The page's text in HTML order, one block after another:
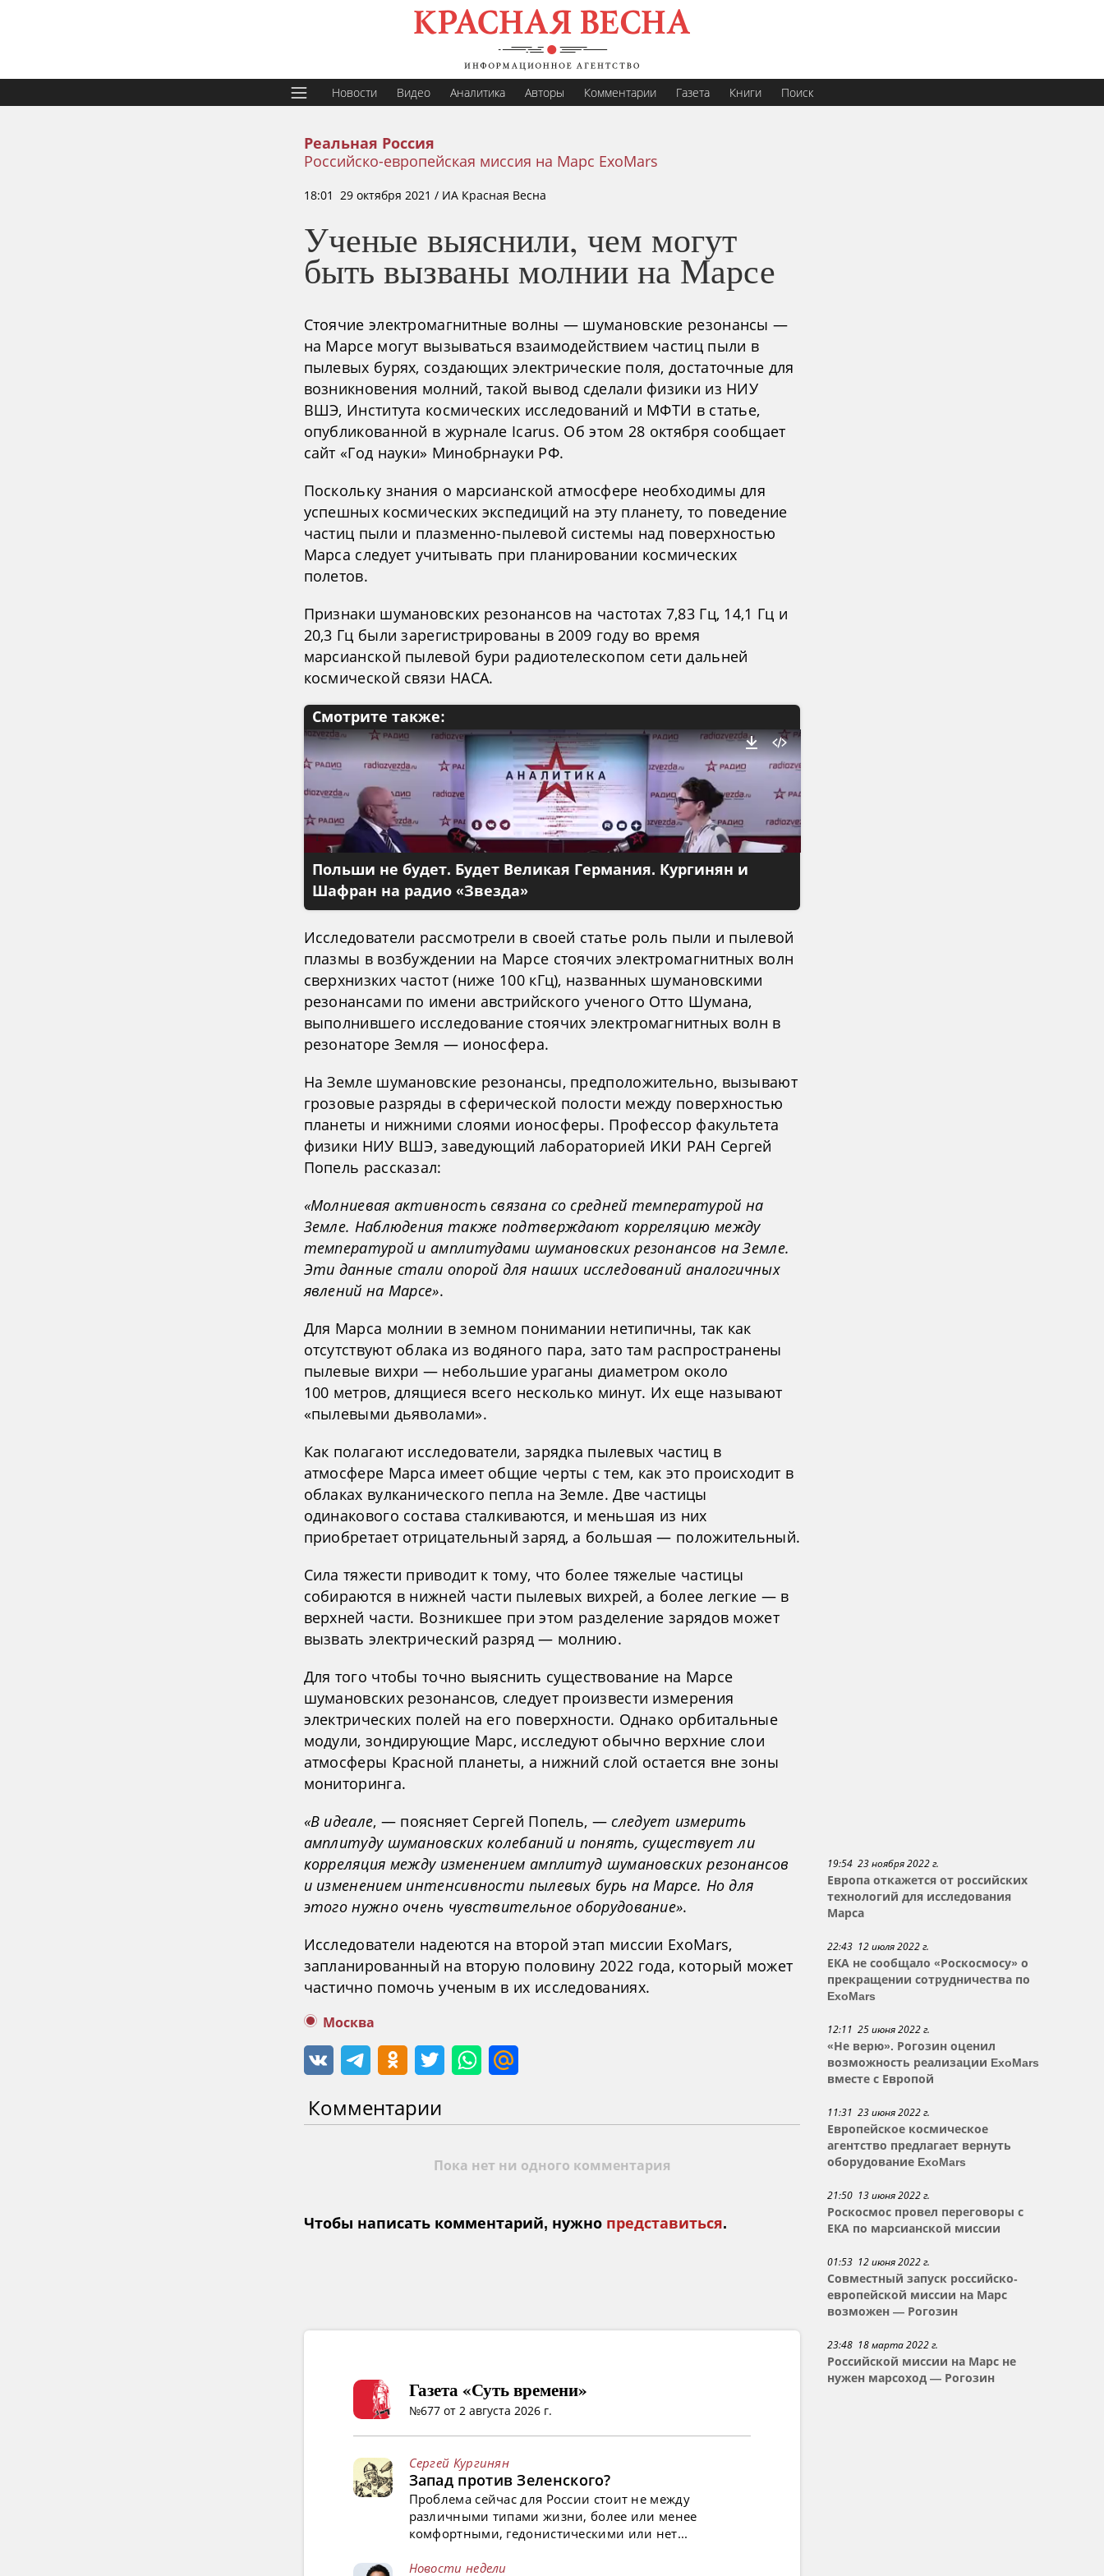
Новости Видео Аналитика Авторы Комментарии Газета Книги Поиск
Реальная Россия
Российско-европейская миссия на Марс ExoMars
18:01 29 октября 2021 / ИА Красная Весна
Ученые выяснили, чем могут
быть вызваны молнии на Марсе
Стоячие электромагнитные волны — шумановские резонансы —
на Марсе могут вызываться взаимодействием частиц пыли в
пылевых бурях, создающих электрические поля, достаточные для
возникновения молний, такой вывод сделали физики из НИУ
ВШЭ, Института космических исследований и МФТИ в статье,
опубликованной в журнале Icarus. Об этом 28 октября сообщает
сайт «Год науки» Минобрнауки РФ.
Поскольку знания о марсианской атмосфере необходимы для
успешных космических экспедиций на эту планету, то поведение
частиц пыли и плазменно-пылевой системы над поверхностью
Марса следует учитывать при планировании космических
полетов.
Признаки шумановских резонансов на частотах 7,83 Гц, 14,1 Гц и
20,3 Гц были зарегистрированы в 2009 году во время
марсианской пылевой бури радиотелескопом сети дальней
космической связи НАСА.
Смотрите также:
Польши не будет. Будет Великая Германия. Кургинян и
Шафран на радио «Звезда»
Исследователи рассмотрели в своей статье роль пыли и пылевой
плазмы в возбуждении на Марсе стоячих электромагнитных волн
сверхнизких частот (ниже 100 кГц), названных шумановскими
резонансами по имени австрийского ученого Отто Шумана,
выполнившего исследование стоячих электромагнитных волн в
резонаторе Земля — ионосфера.
На Земле шумановские резонансы, предположительно, вызывают
грозовые разряды в сферической полости между поверхностью
планеты и нижними слоями ионосферы. Профессор факультета
физики НИУ ВШЭ, заведующий лабораторией ИКИ РАН Сергей
Попель рассказал:
«Молниевая активность связана со средней температурой на
Земле. Наблюдения также подтверждают корреляцию между
температурой и амплитудами шумановских резонансов на Земле.
Эти данные стали опорой для наших исследований аналогичных
явлений на Марсе».
Для Марса молнии в земном понимании нетипичны, так как
отсутствуют облака из водяного пара, зато там распространены
пылевые вихри — небольшие ураганы диаметром около
100 метров, длящиеся всего несколько минут. Их еще называют
«пылевыми дьяволами».
Как полагают исследователи, зарядка пылевых частиц в
атмосфере Марса имеет общие черты с тем, как это происходит в
облаках вулканического пепла на Земле. Две частицы
одинакового состава сталкиваются, и меньшая из них
приобретает отрицательный заряд, а большая — положительный.
Сила тяжести приводит к тому, что более тяжелые частицы
собираются в нижней части пылевых вихрей, а более легкие — в
верхней части. Возникшее при этом разделение зарядов может
вызвать электрический разряд — молнию.
Для того чтобы точно выяснить существование на Марсе
шумановских резонансов, следует произвести измерения
электрических полей на его поверхности. Однако орбитальные
модули, зондирующие Марс, исследуют обычно верхние слои
атмосферы Красной планеты, а нижний слой остается вне зоны
мониторинга.
«В идеале, — поясняет Сергей Попель, —следует измерить
амплитуду шумановских колебаний и понять, существует ли
корреляция между изменением амплитуд шумановских резонансов
и изменением интенсивности пылевых бурь на Марсе. Но для
этого нужно очень чувствительное оборудование».
Исследователи надеются на второй этап миссии ExoMars,
запланированный на вторую половину 2022 года, который может
частично помочь ученым в их исследованиях.
Москва
Комментарии
Пока нет ни одного комментария
Чтобы написать комментарий, нужно представиться.
19:54 23 ноября 2022 г.
Европа откажется от российских
технологий для исследования
Марса
22:43 12 июля 2022 г.
ЕКА не сообщало «Роскосмосу» о
прекращении сотрудничества по
ExoMars
12:11 25 июня 2022 г.
«Не верю». Рогозин оценил
возможность реализации ExoMars
вместе с Европой
11:31 23 июня 2022 г.
Европейское космическое
агентство предлагает вернуть
оборудование ExoMars
21:50 13 июня 2022 г.
Роскосмос провел переговоры с
ЕКА по марсианской миссии
01:53 12 июня 2022 г.
Совместный запуск российско-
европейской миссии на Марс
возможен — Рогозин
23:48 18 марта 2022 г.
Российской миссии на Марс не
нужен марсоход — Рогозин
Газета «Суть времени»
№677 от 2 августа 2026 г.
Сергей Кургинян
Запад против Зеленского?
Проблема сейчас для России стоит не между
различными типами жизни, более или менее
комфортными, гедонистическими или нет...
Новости недели